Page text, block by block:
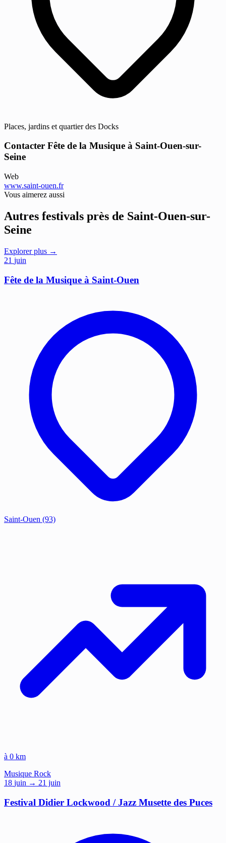
Places, jardins et quartier des Docks
Contacter Fête de la Musique à Saint-Ouen-sur-
Seine
Web
www.saint-ouen.fr
Vous aimerez aussi
Autres festivals près de Saint-Ouen-sur-
Seine
Explorer plus →
21 juin
Fête de la Musique à Saint-Ouen
Saint-Ouen (93)
à 0 km
Musique Rock
18 juin → 21 juin
Festival Didier Lockwood / Jazz Musette des Puces